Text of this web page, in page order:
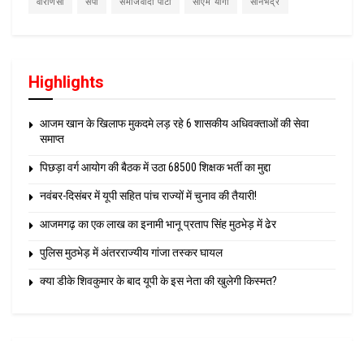
वाराणसी सपा समाजवादी पार्टी सीएम योगी सोनभद्र
Highlights
आजम खान के खिलाफ मुकदमे लड़ रहे 6 शासकीय अधिवक्ताओं की सेवा
समाप्त
पिछड़ा वर्ग आयोग की बैठक में उठा 68500 शिक्षक भर्ती का मुद्दा
नवंबर-दिसंबर में यूपी सहित पांच राज्यों में चुनाव की तैयारी!
आजमगढ़ का एक लाख का इनामी भानू प्रताप सिंह मुठभेड़ में ढेर
पुलिस मुठभेड़ में अंतरराज्यीय गांजा तस्कर घायल
क्या डीके शिवकुमार के बाद यूपी के इस नेता की खुलेगी किस्मत?